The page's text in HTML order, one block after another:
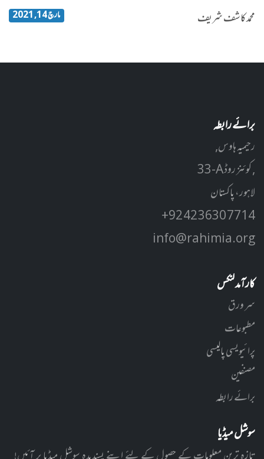
محمد کاشف شریف
مارچ 14, 2021
برائے رابطہ
رحیمیہ ہاوس,
33-A کوئنز روڈ ,
لاہور، پاکستان
+92 42 3630 7714
info@rahimia.org
کارآمد لنکس
سر ورق
مطبوعات
پرائیویسی پالیسی
مصنفین
برائے رابطہ
سوشل میڈیا